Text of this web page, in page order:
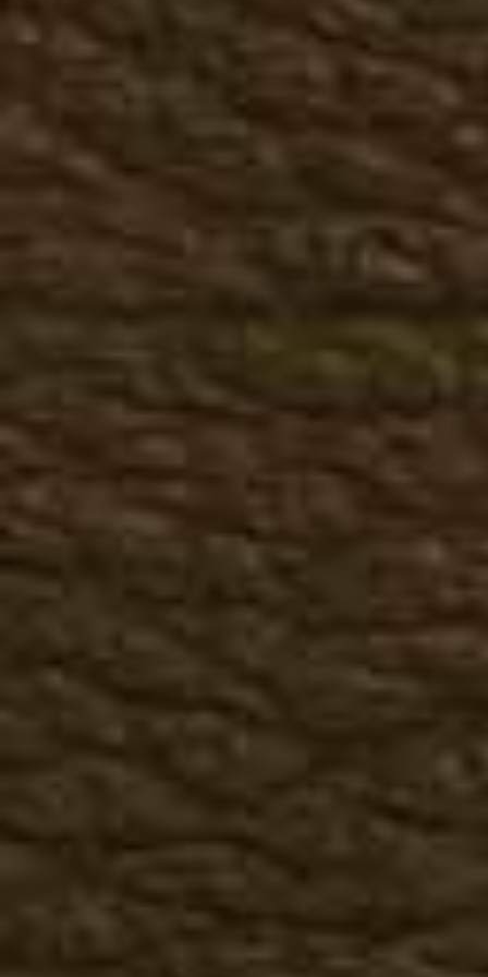
Большие размеры осень
Женская летняя обувь
Казаки летние
Мокасины, топсайдеры
Женская зимняя обувь
Казаки зимние
Ботинки зимние
Полусапоги зимние
Сапоги зимние
Большие размеры зима
Кожаная одежда
Мужская кожаная одежда
Куртки, косухи
Жилеты
Брюки
Головные уборы
Перчатки
Женская кожаная одежда
Куртки, косухи
Жилеты
Брюки, юбки
Головные уборы
Футболки
3-D футболки
Животные
Птицы